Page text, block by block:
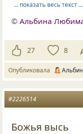
… показать весь текст …
©Альбина
27 8
Опубликовала
#2226514
Божья высь